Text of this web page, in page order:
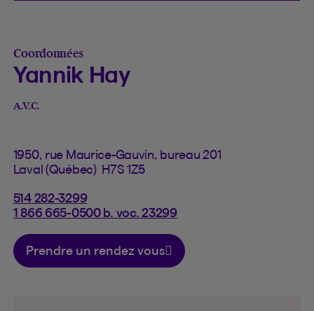
Coordonnées
Yannik Hay
A.V.C.
1950, rue Maurice-Gauvin, bureau 201
Laval (Québec) H7S 1Z5
514 282-3299
1 866 665-0500 b. voc. 23299
Prendre un rendez vous